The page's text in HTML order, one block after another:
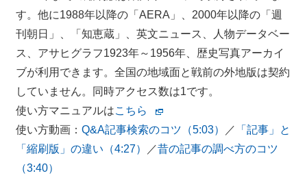
す。他に1988年以降の「AERA」、2000年以降の「週
刊朝日」、「知恵蔵」、英文ニュース、人物データベー
ス、アサヒグラフ1923年～1956年、歴史写真アーカイ
ブが利用できます。全国の地域面と戦前の外地版は契約
していません。同時アクセス数は1です。
使い方マニュアルはこちら
使い方動画： Q&A記事検索のコツ（5:03） ／
「記事」と
「縮刷版」の違い（4:27）
／昔の記事の調べ方のコツ
（3:40）